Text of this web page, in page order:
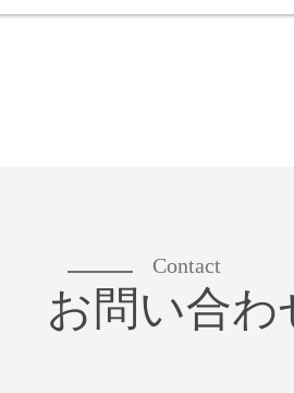
Contact
お問い合わ